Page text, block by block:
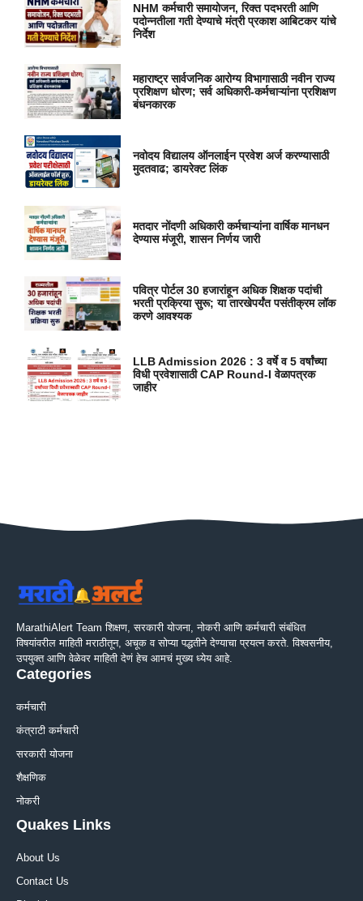
NHM कर्मचारी समायोजन, रिक्त पदभरती आणि
पदोन्नतीला गती देण्याचे मंत्री प्रकाश आबिटकर यांचे
निर्देश
महाराष्ट्र सार्वजनिक आरोग्य विभागासाठी नवीन राज्य
प्रशिक्षण धोरण; सर्व अधिकारी-कर्मचाऱ्यांना प्रशिक्षण
बंधनकारक
नवोदय विद्यालय ऑनलाईन प्रवेश अर्ज करण्यासाठी
मुदतवाढ; डायरेक्ट लिंक
मतदार नोंदणी अधिकारी कर्मचाऱ्यांना वार्षिक मानधन
देण्यास मंजूरी, शासन निर्णय जारी
पवित्र पोर्टल 30 हजारांहून अधिक शिक्षक पदांची
भरती प्रक्रिया सुरू; या तारखेपर्यंत पसंतीक्रम लॉक
करणे आवश्यक
LLB Admission 2026 : 3 वर्षे व 5 वर्षांच्या
विधी प्रवेशासाठी CAP Round-I वेळापत्रक
जाहीर
MarathiAlert Team शिक्षण, सरकारी योजना, नोकरी आणि कर्मचारी संबंधित
विषयांवरील माहिती मराठीतून, अचूक व सोप्या पद्धतीने देण्याचा प्रयत्न करते. विश्वसनीय,
उपयुक्त आणि वेळेवर माहिती देणं हेच आमचं मुख्य ध्येय आहे.
Categories
कर्मचारी
कंत्राटी कर्मचारी
सरकारी योजना
शैक्षणिक
नोकरी
Quakes Links
About Us
Contact Us